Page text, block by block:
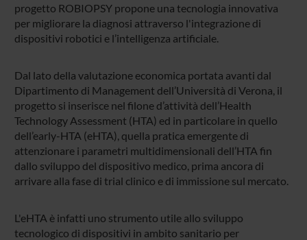
progetto ROBIOPSY propone una tecnologia innovativa
per migliorare la diagnosi attraverso l'integrazione di
dispositivi robotici e l’intelligenza artificiale.
Dal lato della valutazione economica portata avanti dal
Dipartimento di Management dell’Università di Verona, il
progetto si inserisce nel filone d’attività dell’Health
Technology Assessment (HTA) ed in particolare in quello
dell’early-HTA (eHTA), quella pratica emergente di
attenzionare i parametri multidimensionali dell’HTA fin
dallo sviluppo del dispositivo medico, prima ancora di
arrivare alla fase di trial clinico e di immissione sul mercato.
L'eHTA è infatti uno strumento utile allo sviluppo
tecnologico di dispositivi in ambito sanitario per